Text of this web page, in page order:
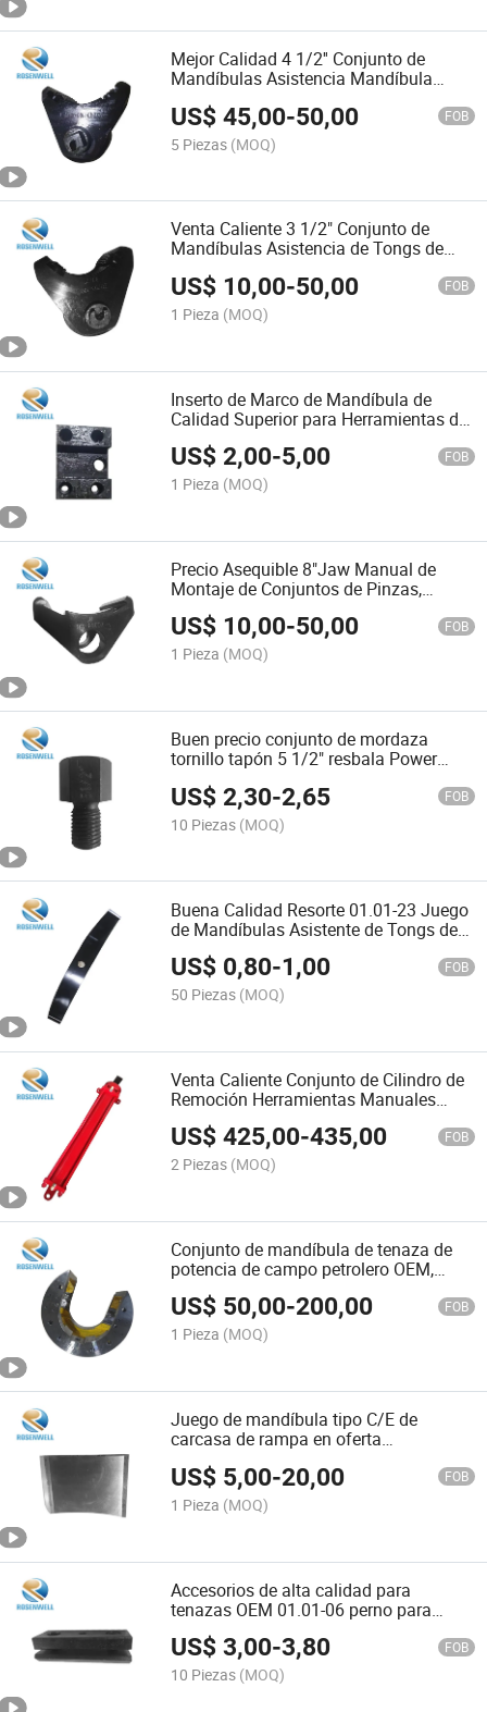
Mejor Calidad 4 1/2'' Conjunto de
Mandíbulas Asistencia Mandíbula
Insertos Deslizantes para Perforación
Tools#Zq203-067-1#Zq203-068-
1#Zq203-052#Zq203-064
US$45,00-50,00 FOB
5 Piezas (MOQ)
Venta Caliente 3 1/2" Conjunto de
Mandíbulas Asistencia de Tongs de
Poder Deslizadores Insertar Conjunto
de Mandíbulas para Manejo
Tools#Zq203-067-1#Zq203-068-
1#Zq203-052#Zq203-064
US$ 10,00-50,00 FOB
1 Pieza (MOQ)
Inserto de Marco de Mandíbula de
Calidad Superior para Herramientas de
Manejo Sdxl, Troqueles y
Inserts#Zq203-067-1#Zq203-068-
1#Zq203-052#Zq203-064
US$2,00-5,00 FOB
1 Pieza (MOQ)
Precio Asequible 8"Jaw Manual de
Montaje de Conjuntos de Pinzas,
Deslizadores, Troqueles e Inserciones
para Piezas de Maquinaria Petrolera
#Zq203-067-1#Zq203-068-1#Zq203-
052#Zq203-064
US$ 10,00-50,00 FOB
1 Pieza (MOQ)
Buen precio conjunto de mordaza
tornillo tapón 5 1/2" resbala Power
de entrega
US$2,30-2,65 FOB
10 Piezas (MOQ)
Buena Calidad Resorte 01.01-23 Juego
de Mandíbulas Asistente de Tongs de
Potencia Repuestos para Herramientas
de Mano
US$ 0,80-1,00 FOB
50 Piezas (MOQ)
Venta Caliente Conjunto de Cilindro de
Remoción Herramientas Manuales
Tenazas Deslizadores para Perforación
en Campo Petrolero Spares#Zq203-
067-1#Zq203-068-1#Zq203-
052#Zq203-064#02-00
US$425,00-435,00 FOB
2 Piezas (MOQ)
Conjunto de mandíbula de tenaza de
potencia de campo petrolero OEM,
inserciones de resbalón y mandíbulas
para Oilfield#Zq203-069#Zq203-
098#Zq203-013#Zq203-250#Zq203-
247
US$ 50,00-200,00 FOB
1 Pieza (MOQ)
Juego de mandíbula tipo C/E de
carcasa de rampa en oferta
Insert#Zq203-067-1#Zq203-068-
1#Zq203-052#Zq203-064#Zq203-013
US$ 5,00-20,00 FOB
1 Pieza (MOQ)
Accesorios de alta calidad para
tenazas OEM 01.01-06 perno para
piezas de maquinaria petrolera
Tools#Zq203-072#Zq203-067-
1#Zq203-068-1#Zq203-052#Zq203-
064
US$3,00-3,80 FOB
10 Piezas (MOQ)